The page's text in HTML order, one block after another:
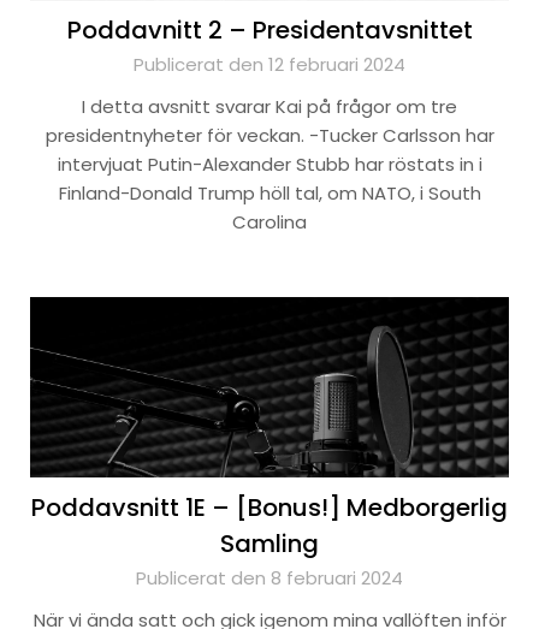
Poddavnitt 2 – Presidentavsnittet
Publicerat den 12 februari 2024
I detta avsnitt svarar Kai på frågor om tre
presidentnyheter för veckan. -Tucker Carlsson har
intervjuat Putin-Alexander Stubb har röstats in i
Finland-Donald Trump höll tal, om NATO, i South
Carolina
Poddavsnitt 1E – [Bonus!] Medborgerlig
Samling
Publicerat den 8 februari 2024
När vi ända satt och gick igenom mina vallöften inför